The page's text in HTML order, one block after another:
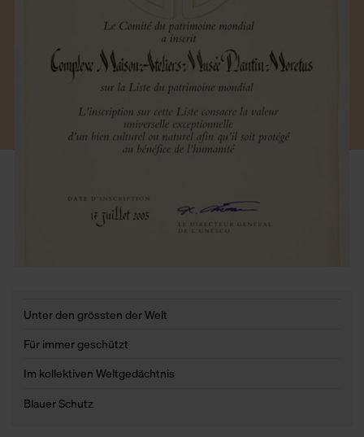
Unter den grössten der Welt
Für immer geschützt
Im kollektiven Weltgedächtnis
Blauer Schutz